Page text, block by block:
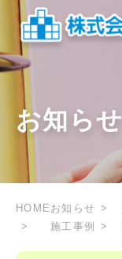
お知らせ
HOME お知らせ
施工事例